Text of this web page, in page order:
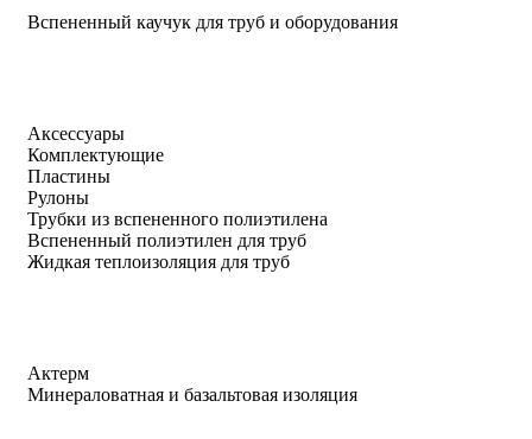
Вспененный каучук для труб и оборудования
Аксессуары
Комплектующие
Пластины
Рулоны
Трубки из вспененного полиэтилена
Вспененный полиэтилен для труб
Жидкая теплоизоляция для труб
Актерм
Минераловатная и базальтовая изоляция